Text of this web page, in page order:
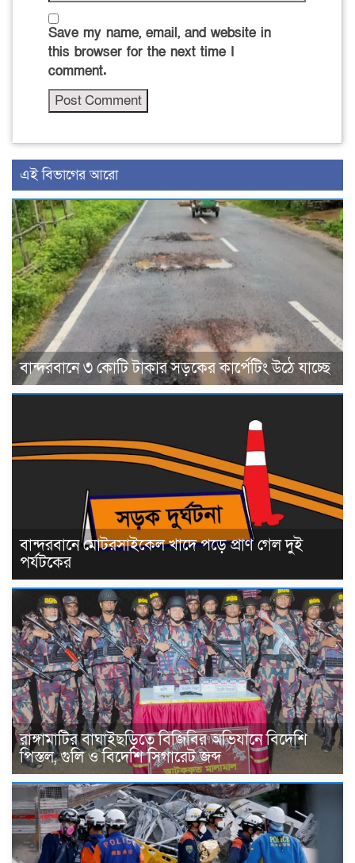
Save my name, email, and website in
this browser for the next time I
comment.
এই বিভাগের আরো
বান্দরবানে ৩ কোটি টাকার সড়কের কার্পেটিং উঠে যাচ্ছে
বান্দরবানে মোটরসাইকেল খাদে পড়ে প্রাণ গেল দুই
পর্যটকের
রাঙ্গামাটির বাঘাইছড়িতে বিজিবির অভিযানে বিদেশি
পিস্তল, গুলি ও বিদেশি সিগারেট জব্দ